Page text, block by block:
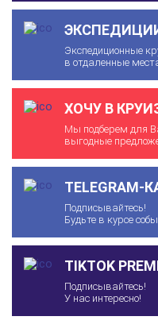
Экспедиционные
в отдаленные
ХОЧУ В
Мы подберем для
выгодные
TELEGRAM-
Подписывайтесь!
Будьте в курсе
TIKTOK
Подписывайтесь!
У нас интересно!